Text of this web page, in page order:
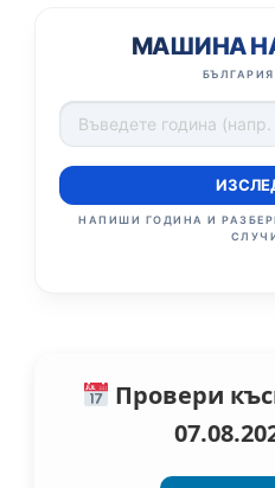
МАШИНА
НАПИШИ ГОДИНА И
Провери